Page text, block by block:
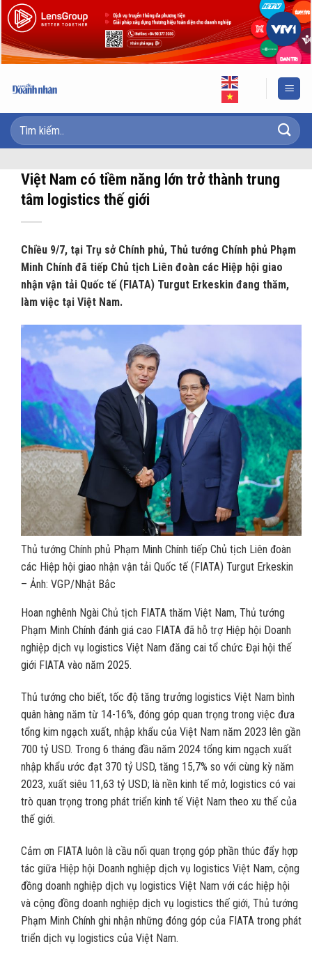
Skip
to
content
Việt Nam có tiềm năng lớn trở thành trung
tâm logistics thế giới
Chiều 9/7, tại Trụ sở Chính phủ, Thủ tướng Chính phủ Phạm
Minh Chính đã tiếp Chủ tịch Liên đoàn các Hiệp hội giao
nhận vận tải Quốc tế (FIATA) Turgut Erkeskin đang thăm,
làm việc tại Việt Nam.
Thủ tướng Chính phủ Phạm Minh Chính tiếp Chủ tịch Liên đoàn
các Hiệp hội giao nhận vận tải Quốc tế (FIATA) Turgut Erkeskin
– Ảnh: VGP/Nhật Bắc
Hoan nghênh Ngài Chủ tịch FIATA thăm Việt Nam, Thủ tướng
Phạm Minh Chính đánh giá cao FIATA đã hỗ trợ Hiệp hội Doanh
nghiệp dịch vụ logistics Việt Nam đăng cai tổ chức Đại hội thế
giới FIATA vào năm 2025.
Thủ tướng cho biết, tốc độ tăng trưởng logistics Việt Nam bình
quân hàng năm từ 14-16%, đóng góp quan trọng trong việc đưa
tổng kim ngạch xuất, nhập khẩu của Việt Nam năm 2023 lên gần
700 tỷ USD. Trong 6 tháng đầu năm 2024 tổng kim ngạch xuất
nhập khẩu ước đạt 370 tỷ USD, tăng 15,7% so với cùng kỳ năm
2023, xuất siêu 11,63 tỷ USD; là nền kinh tế mở, logistics có vai
trò quan trọng trong phát triển kinh tế Việt Nam theo xu thế của
thế giới.
Cảm ơn FIATA luôn là cầu nối quan trọng góp phần thúc đẩy hợp
tác giữa Hiệp hội Doanh nghiệp dịch vụ logistics Việt Nam, cộng
đồng doanh nghiệp dịch vụ logistics Việt Nam với các hiệp hội
và cộng đồng doanh nghiệp dịch vụ logistics thế giới, Thủ tướng
Phạm Minh Chính ghi nhận những đóng góp của FIATA trong phát
triển dịch vụ logistics của Việt Nam.